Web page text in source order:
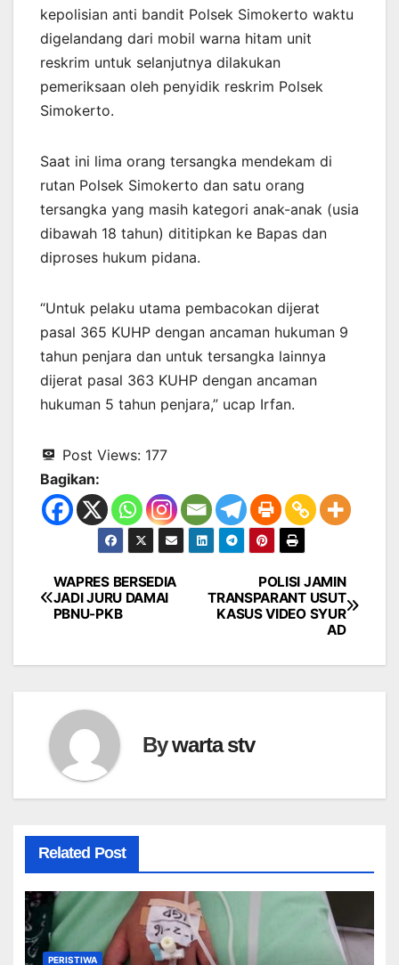
kepolisian anti bandit Polsek Simokerto waktu
digelandang dari mobil warna hitam unit
reskrim untuk selanjutnya dilakukan
pemeriksaan oleh penyidik reskrim Polsek
Simokerto.
Saat ini lima orang tersangka mendekam di
rutan Polsek Simokerto dan satu orang
tersangka yang masih kategori anak-anak (usia
dibawah 18 tahun) dititipkan ke Bapas dan
diproses hukum pidana.
“Untuk pelaku utama pembacokan dijerat
pasal 365 KUHP dengan ancaman hukuman 9
tahun penjara dan untuk tersangka lainnya
dijerat pasal 363 KUHP dengan ancaman
hukuman 5 tahun penjara,” ucap Irfan.
Post Views: 177
Bagikan:
Navigasi
pos
POLISI JAMIN
TRANSPARANT USUT
KASUS VIDEO SYUR
AD
WAPRES BERSEDIA
JADI JURU DAMAI
PBNU-PKB
Bywarta stv
Related Post
PERISTIWA